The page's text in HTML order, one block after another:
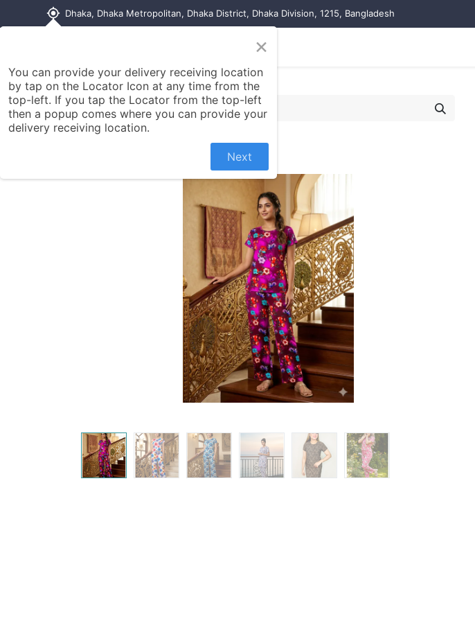
my_location Dhaka, Dhaka Metropolitan, Dhaka District, Dhaka Division, 1215, Bangladesh
Contact us
×
You can provide your delivery receiving location
by tap on the Locator Icon at any time from the
top-left. If you tap the Locator from the top-left
then a popup comes where you can provide your
delivery receiving location.
Next